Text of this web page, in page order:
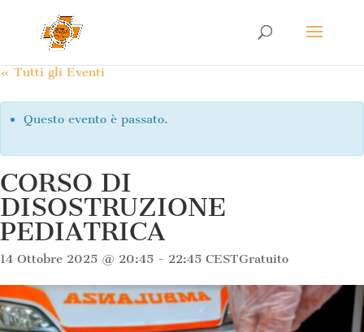
« Tutti gli Eventi
Questo evento è passato.
CORSO DI
DISOSTRUZIONE
PEDIATRICA
14 Ottobre 2025 @ 20:45 - 22:45 CESTGratuito